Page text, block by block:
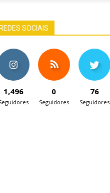
SOCIAIS
1,496 0
Seguidores
76
Seguidores